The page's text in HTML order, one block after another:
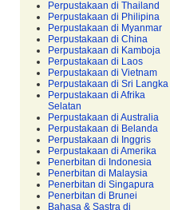
Perpustakaan di Thailand
Perpustakaan di Philipina
Perpustakaan di Myanmar
Perpustakaan di China
Perpustakaan di Kamboja
Perpustakaan di Laos
Perpustakaan di Vietnam
Perpustakaan di Sri Langka
Perpustakaan di Afrika
Selatan
Perpustakaan di Australia
Perpustakaan di Belanda
Perpustakaan di Inggris
Perpustakaan di Amerika
Penerbitan di Indonesia
Penerbitan di Malaysia
Penerbitan di Singapura
Penerbitan di Brunei
Bahasa & Sastra di